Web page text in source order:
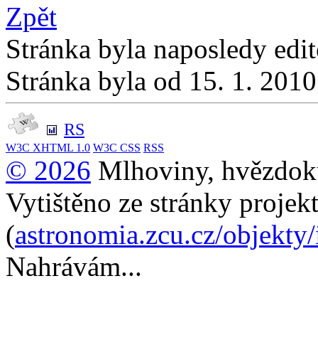
Zpět
Stránka byla naposledy
Stránka byla od 15. 1.
RS
W3C XHTML 1.0 W3C CSS RSS
© 2026 Mlhoviny,
Vytištěno ze stránky
(astronomia.zcu.cz/
Nahrávám...